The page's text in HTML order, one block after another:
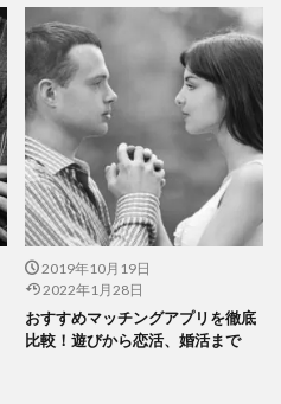
2019年10月19日
2022年1月28日
おすすめマッチングアプリを徹底
比較！遊びから恋活、婚活まで